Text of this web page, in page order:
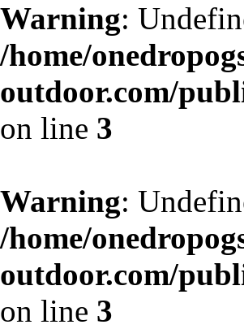
Warning:
/home/
outdoor.com/
on line 3
Warning:
/home/
outdoor.com/
on line 3